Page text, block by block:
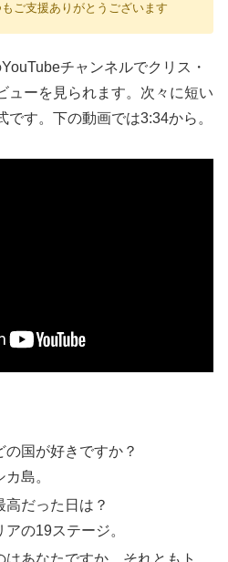
ご支援ありがとうございます
チャンネルでクリス・
ューを見られます。次々に短い
す。下の動画では3:34から。
国が好きですか？
島。
高だった日は？
の19ステージ。
あなたですか、それともト